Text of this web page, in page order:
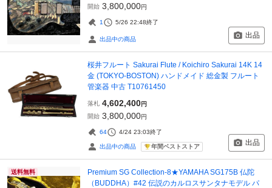
開始 3,800,000円
1 5/26 22:48終了
出品中の商品 出品
桜井フルート Sakurai Flute / Koichiro Sakurai 14K 14
金 (TOKYO-BOSTON) ハンドメイド 総金製 フルート
管楽器 中古 T10761450
落札 4,602,400円
開始 3,800,000円
64 4/24 23:03終了
出品中の商品 年間ベストストア 出品
送料無料
Premium SG Collection-8★YAMAHA SG175B 仏陀
（BUDDHA）#42 伝説のカルロスサンタナモデル パ